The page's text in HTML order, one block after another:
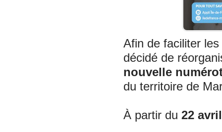
Afin de faciliter
décidé de
nouvelle
du territoire de
À partir du 22 avril